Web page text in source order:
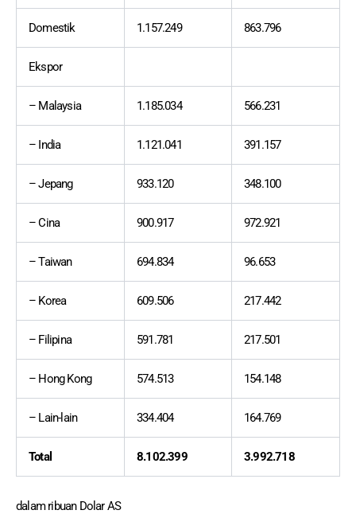
Domestik 1.157.249 863.796
Ekspor
– Malaysia 1.185.034 566.231
– India 1.121.041 391.157
– Jepang 933.120 348.100
– Cina 900.917 972.921
– Taiwan 694.834 96.653
– Korea 609.506 217.442
– Filipina 591.781 217.501
– Hong Kong 574.513 154.148
– Lain-lain 334.404 164.769
Total 8.102.399 3.992.718
dalam ribuan Dolar AS